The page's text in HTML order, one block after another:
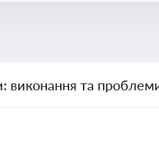
виконання та